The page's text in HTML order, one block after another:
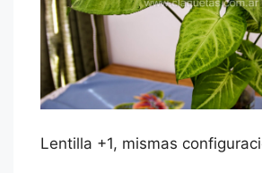
Lentilla +1, mismas